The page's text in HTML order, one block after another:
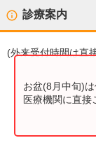
診療案内
(外来受付時間は直
お盆(8月中旬)
医療機関に直接